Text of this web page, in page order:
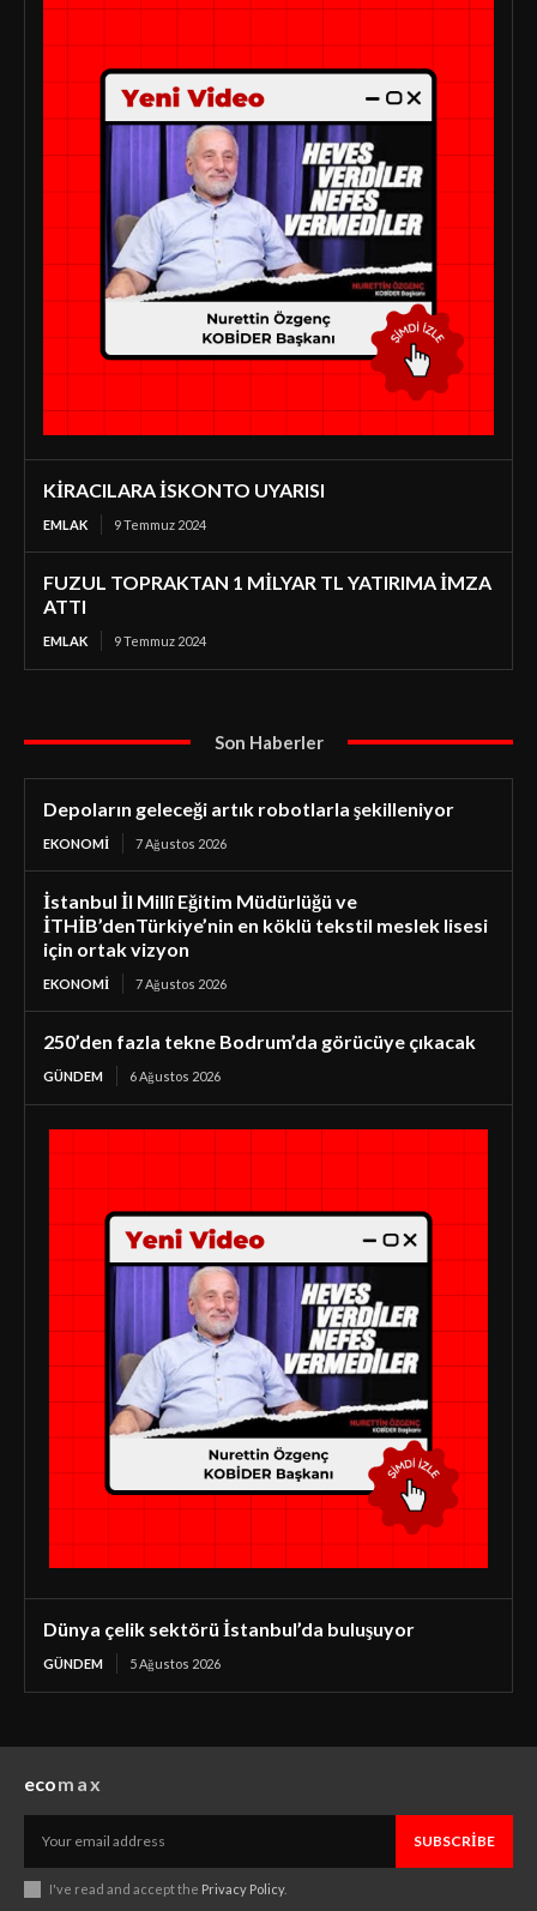
KİRACILARA İSKONTO UYARISI
EMLAK 9 Temmuz 2024
FUZUL TOPRAKTAN 1 MİLYAR TL YATIRIMA İMZA
ATTI
EMLAK 9 Temmuz 2024
Son Haberler
Depoların geleceği artık robotlarla şekilleniyor
EKONOMI 7 Ağustos 2026
İstanbul İl Millî Eğitim Müdürlüğü ve
İTHİB’denTürkiye’nin en köklü tekstil meslek lisesi
için ortak vizyon
EKONOMI 7 Ağustos 2026
250’den fazla tekne Bodrum’da görücüye çıkacak
GÜNDEM 6 Ağustos 2026
Dünya çelik sektörü İstanbul’da buluşuyor
GÜNDEM 5 Ağustos 2026
ecomax
SUBSCRIBE
I've read and accept the Privacy Policy.